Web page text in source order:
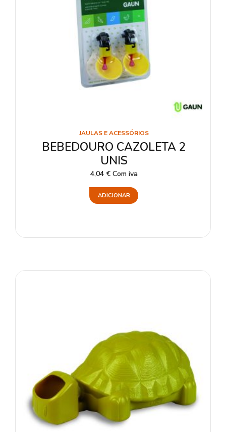
JAULAS E ACESSÓRIOS
BEBEDOURO CAZOLETA 2
UNIS
4,04 € Com iva
ADICIONAR